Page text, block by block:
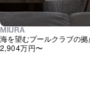
MIURA
海を望むプールクラブの拠
2,904万円〜